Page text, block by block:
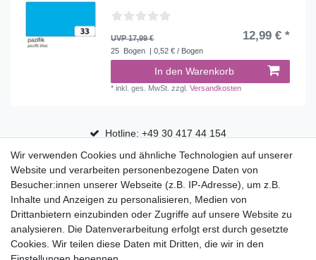
UVP 17,99 € 12,99 € *
25 Bogen | 0,52 € / Bogen
In den Warenkorb
*inkl. ges. MwSt. zzgl.Versandkosten
Hotline: +49 30 417 44 154
30 Tage Rückgaberecht
Versandfrei ab 75 € in Deutschland
Top Marken
Eduplay
Wir verwenden Cookies und ähnliche Technologien auf unserer
Website und verarbeiten personenbezogene Daten von
Besucher:innen unserer Webseite (z.B. IP-Adresse), um z.B.
Inhalte und Anzeigen zu personalisieren, Medien von
Drittanbietern einzubinden oder Zugriffe auf unsere Website zu
analysieren. Die Datenverarbeitung erfolgt erst durch gesetzte
Cookies. Wir teilen diese Daten mit Dritten, die wir in den